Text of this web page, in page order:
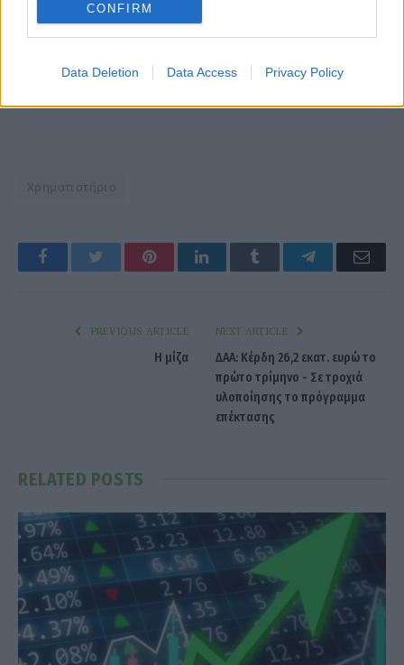
CONFIRM
Data Deletion Data Access Privacy Policy
Χρηματιστήριο
Facebook Twitter PinterestLinkedIn Tumblr Telegram
PREVIOUS ARTICLE
Η μίζα
NEXT ARTICLE
ΔΑΑ: Κέρδη 26,2 εκατ. ευρώ το
πρώτο τρίμηνο - Σε τροχιά
υλοποίησης το πρόγραμμα
επέκτασης
RELATED POSTS